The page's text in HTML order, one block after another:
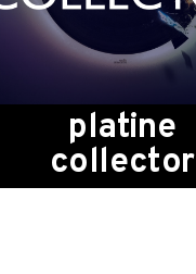
platine
collector